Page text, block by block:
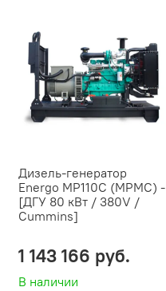
Дизель-генератор
Energo MP110C (MPMC) -
[ДГУ 80 кВт / 380V /
Cummins]
В наличии
1 143 166 руб.